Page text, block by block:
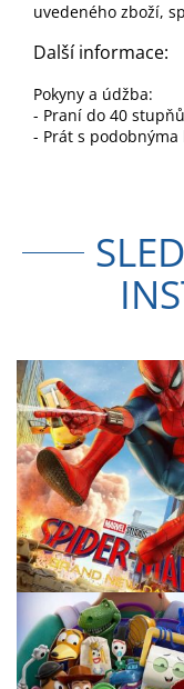
uvedeného zboží,
Další informace:
Pokyny a údžba:
- Praní do 40 stupňů
- Prát s podobnýma